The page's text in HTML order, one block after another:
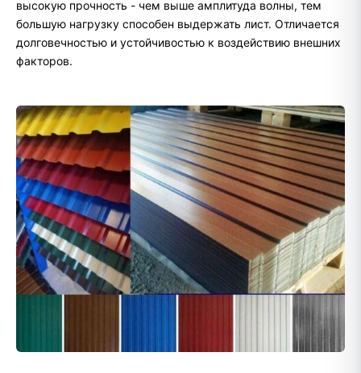
высокую прочность - чем выше амплитуда волны, тем
большую нагрузку способен выдержать лист. Отличается
долговечностью и устойчивостью к воздействию внешних
факторов.